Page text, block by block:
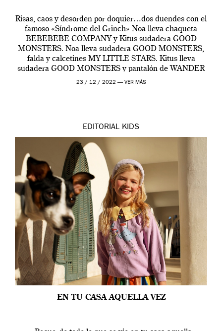
Risas, caos y desorden por doquier…dos duendes con el
famoso «Síndrome del Grinch» Noa lleva chaqueta
BEBEBEBE COMPANY y Kitus sudadera GOOD
MONSTERS. Noa lleva sudadera GOOD MONSTERS,
falda y calcetines MY LITTLE STARS. Kitus lleva
sudadera GOOD MONSTERS y pantalón de WANDER
& WONDER. Noa lleva sudadera GOOD MONSTERS y
23 / 12 / 2022 — VER MÁS
EDITORIAL KIDS
EN TU CASA AQUELLA VEZ